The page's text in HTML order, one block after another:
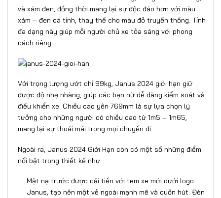
và xám đen, đồng thời mang lại sự độc đáo hơn với màu
xám – đen cá tính, thay thế cho màu đỏ truyền thống. Tính
đa dạng này giúp mỗi người chủ xe tỏa sáng với phong
cách riêng.
Với trọng lượng ướt chỉ 99kg, Janus 2024 giới hạn giữ
được độ nhẹ nhàng, giúp các bạn nữ dễ dàng kiểm soát và
điều khiển xe. Chiều cao yên 769mm là sự lựa chọn lý
tưởng cho những người có chiều cao từ 1m5 – 1m65,
mang lại sự thoải mái trong mọi chuyến đi.
Ngoài ra, Janus 2024 Giới Hạn còn có một số những điểm
nổi bật trong thiết kế như:
Mặt nạ trước được cải tiến với tem xe mới dưới logo
Janus, tạo nên một vẻ ngoài mạnh mẽ và cuốn hút. Đèn